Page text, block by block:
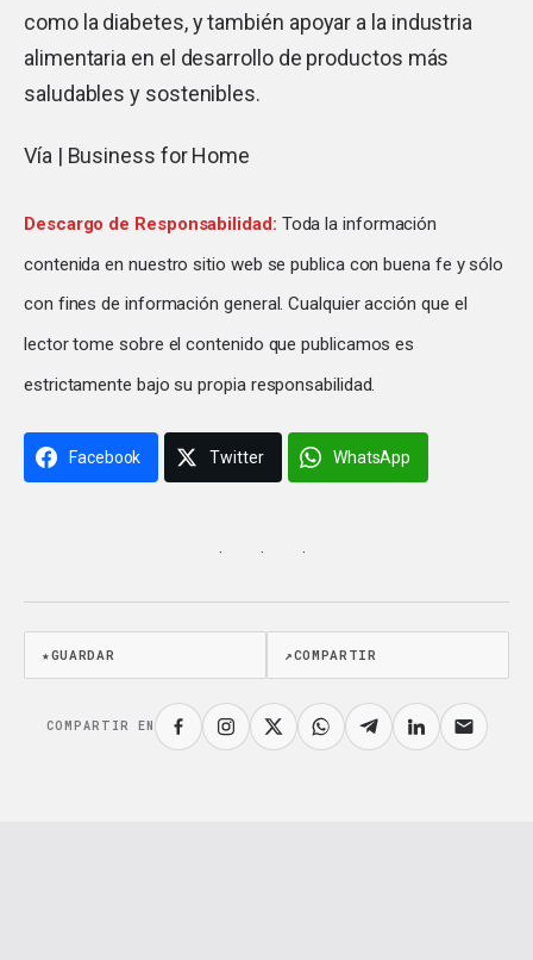
como la diabetes, y también apoyar a la industria
alimentaria en el desarrollo de productos más
saludables y sostenibles.
Vía | Business for Home
Descargo de Responsabilidad: Toda la información
contenida en nuestro sitio web se publica con buena fe y sólo
con fines de información general. Cualquier acción que el
lector tome sobre el contenido que publicamos es
estrictamente bajo su propia responsabilidad.
Facebook Twitter WhatsApp
· · ·
★GUARDAR ↗COMPARTIR
COMPARTIR EN